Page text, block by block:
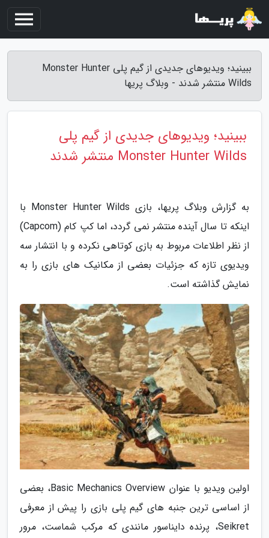
ببینید؛ ویدیوهای جدیدی از گیم پلی Monster Hunter
Wilds منتشر شدند - وبلاگ پریها
ببینید؛ ویدیوهای جدیدی از گیم پلی
Monster Hunter Wilds منتشر شدند
به گزارش وبلاگ پریها، بازی Monster Hunter Wilds با
اینکه تا سال آینده منتشر نمی گردد، اما کپ کام (Capcom)
از نظر اطلاعات مربوط به بازی کوتاهی نکرده و با انتشار سه
ویدیوی تازه که جزئیات بعضی از مکانیک های بازی را به
نمایش گذاشته است.
اولین ویدیو با عنوان Basic Mechanics Overview، بعضی
از اساسی ترین جنبه های گیم پلی بازی را پیش از معرفی
Seikret، پرنده دایناسور مانندی که مرکب شماست، مرور